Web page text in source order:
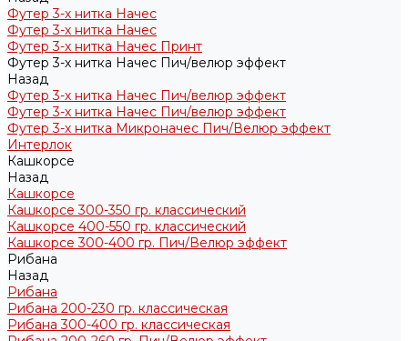
Футер 3-х нитка Начес
Футер 3-х нитка Начес
Футер 3-х нитка Начес Принт
Футер 3-х нитка Начес Пич/велюр эффект
Назад
Футер 3-х нитка Начес Пич/велюр эффект
Футер 3-х нитка Начес Пич/велюр эффект
Футер 3-х нитка Микроначес Пич/Велюр эффект
Интерлок
Кашкорсе
Назад
Кашкорсе
Кашкорсе 300-350 гр. классический
Кашкорсе 400-550 гр. классический
Кашкорсе 300-400 гр. Пич/Велюр эффект
Рибана
Назад
Рибана
Рибана 200-230 гр. классическая
Рибана 300-400 гр. классическая